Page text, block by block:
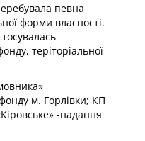
певна
форми власності.
–
теріторіальної
м. Горлівки; КП
-надання